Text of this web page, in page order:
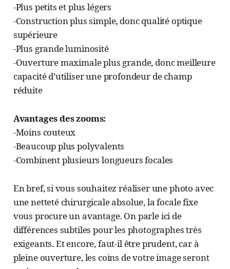
-Plus petits et plus légers
-Construction plus simple, donc qualité optique
supérieure
-Plus grande luminosité
-Ouverture maximale plus grande, donc meilleure
capacité d’utiliser une profondeur de champ
réduite
Avantages des zooms:
-Moins couteux
-Beaucoup plus polyvalents
-Combinent plusieurs longueurs focales
En bref, si vous souhaitez réaliser une photo avec
une netteté chirurgicale absolue, la focale fixe
vous procure un avantage. On parle ici de
différences subtiles pour les photographes très
exigeants. Et encore, faut-il être prudent, car à
pleine ouverture, les coins de votre image seront